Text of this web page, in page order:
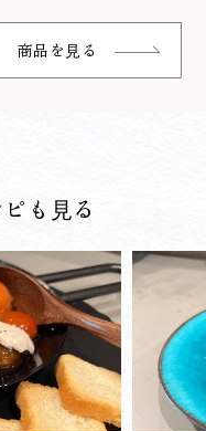
商品を⾒る
も⾒る